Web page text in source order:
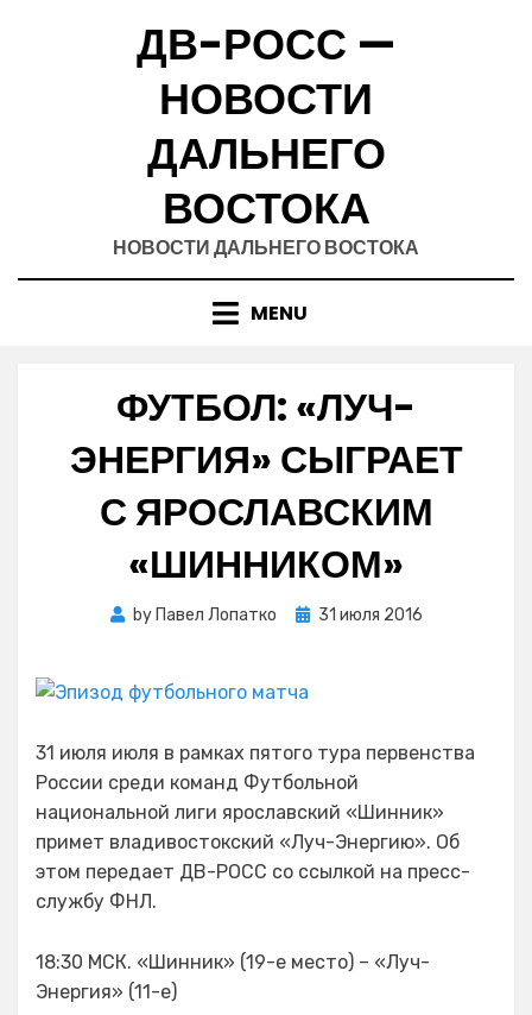
ДВ-РОСС —
НОВОСТИ
ДАЛЬНЕГО
ВОСТОКА
НОВОСТИ ДАЛЬНЕГО ВОСТОКА
MENU
ФУТБОЛ: «ЛУЧ-
ЭНЕРГИЯ» СЫГРАЕТ
С ЯРОСЛАВСКИМ
«ШИННИКОМ»
by Павел Лопатко
Posted
31 июля 2016
31 июля июля в рамках пятого тура первенства
России среди команд Футбольной
национальной лиги ярославский «Шинник»
примет владивостокский «Луч-Энергию». Об
этом передает ДВ-РОСС со ссылкой на пресс-
службу ФНЛ.
18:30 МСК. «Шинник» (19-е место) – «Луч-
Энергия» (11-е)